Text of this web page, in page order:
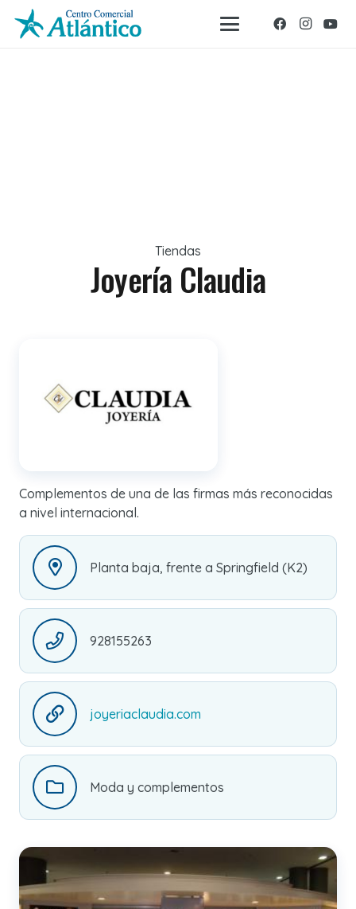
Tiendas
Joyería Claudia
Complementos de una de las firmas más reconocidas
a nivel internacional.
Planta baja, frente a Springfield (K2)
928155263
joyeriaclaudia.com
Moda y complementos